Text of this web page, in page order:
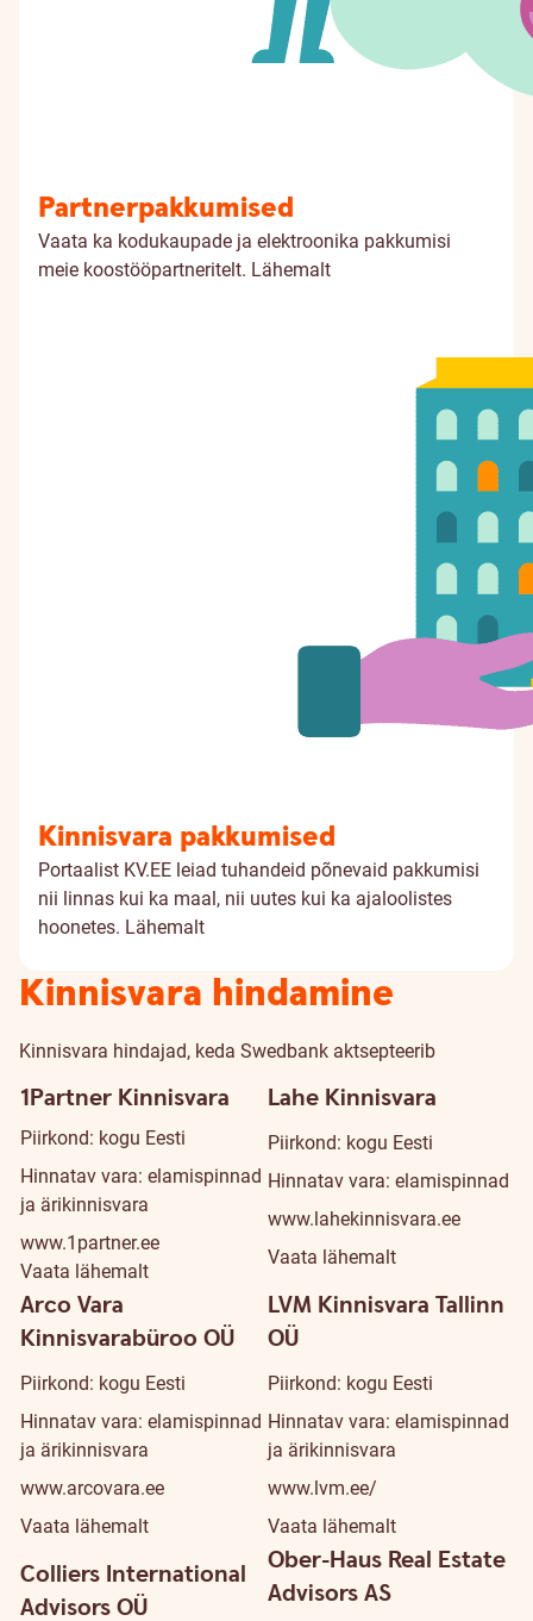
Partnerpakkumised
Vaata ka kodukaupade ja elektroonika pakkumisi
meie koostööpartneritelt. Lähemalt
Kinnisvara pakkumised
Portaalist KV.EE leiad tuhandeid põnevaid pakkumisi
nii linnas kui ka maal, nii uutes kui ka ajaloolistes
hoonetes. Lähemalt
Kinnisvara hindamine
Kinnisvara hindajad, keda Swedbank aktsepteerib
1Partner Kinnisvara
Piirkond: kogu Eesti
Hinnatav vara: elamispinnad
ja ärikinnisvara
www.1partner.ee
Vaata lähemalt
Lahe Kinnisvara
Piirkond: kogu Eesti
Hinnatav vara: elamispinnad
www.lahekinnisvara.ee
Vaata lähemalt
Arco Vara
Kinnisvarabüroo OÜ
Piirkond: kogu Eesti
Hinnatav vara: elamispinnad
ja ärikinnisvara
www.arcovara.ee
Vaata lähemalt
LVM Kinnisvara Tallinn
OÜ
Piirkond: kogu Eesti
Hinnatav vara: elamispinnad
ja ärikinnisvara
www.lvm.ee/
Vaata lähemalt
Colliers International
Advisors OÜ
Ober-Haus Real Estate
Advisors AS